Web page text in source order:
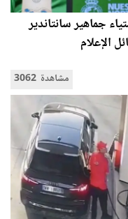
جماهير سانتاندير
الإعلام
3062 مشاهدة